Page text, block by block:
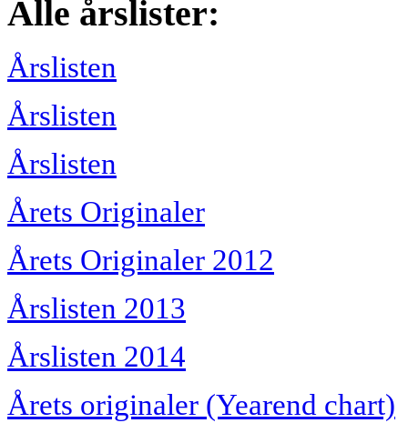
Alle årslister:
Årslisten
Årslisten
Årslisten
Årets Originaler
Årets Originaler 2012
Årslisten 2013
Årslisten 2014
Årets originaler (Yearend chart)